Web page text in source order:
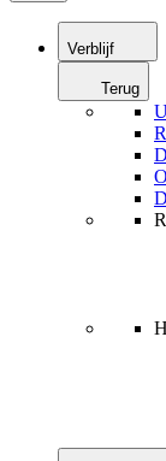
Verblijf
Terug